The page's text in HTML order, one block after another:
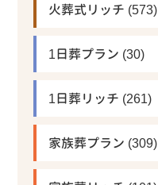
火葬式リッチ (573)
1日葬プラン (30)
1日葬リッチ (261)
家族葬プラン (309)